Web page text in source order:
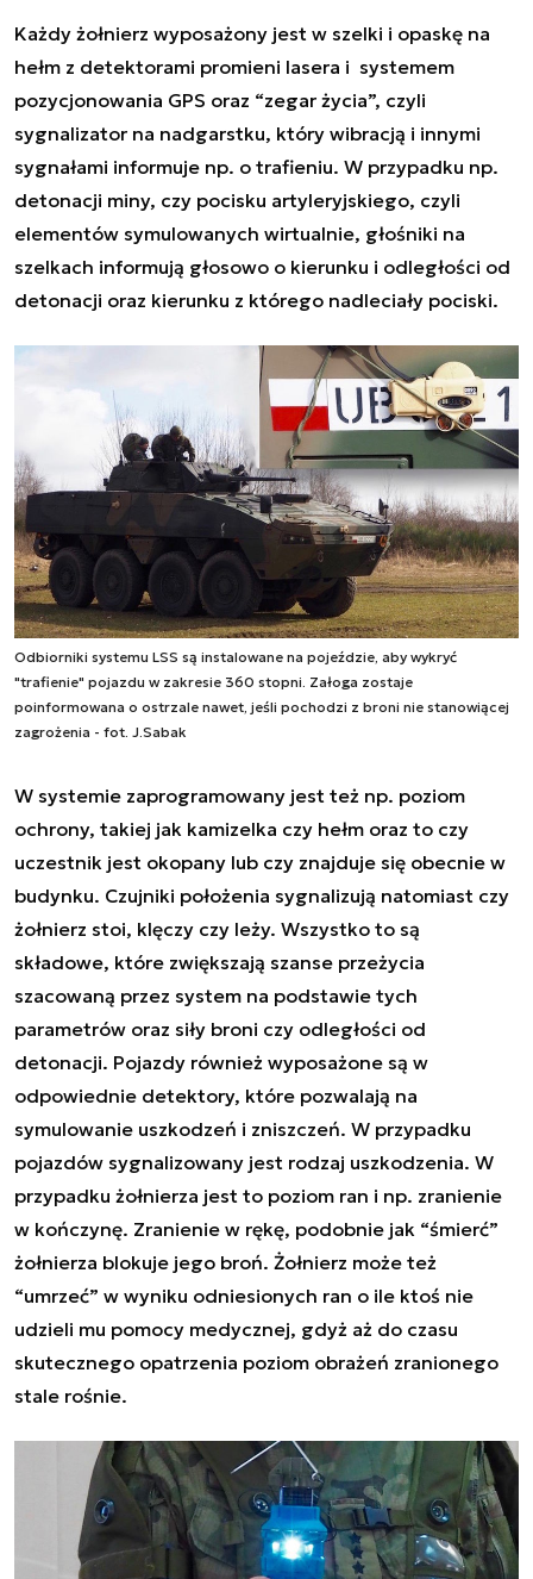
Każdy żołnierz wyposażony jest w szelki i opaskę na
hełm z detektorami promieni lasera i systemem
pozycjonowania GPS oraz “zegar życia”, czyli
sygnalizator na nadgarstku, który wibracją i innymi
sygnałami informuje np. o trafieniu. W przypadku np.
detonacji miny, czy pocisku artyleryjskiego, czyli
elementów symulowanych wirtualnie, głośniki na
szelkach informują głosowo o kierunku i odległości od
detonacji oraz kierunku z którego nadleciały pociski.
Odbiorniki systemu LSS są instalowane na pojeździe, aby wykryć
"trafienie" pojazdu w zakresie 360 stopni. Załoga zostaje
poinformowana o ostrzale nawet, jeśli pochodzi z broni nie stanowiącej
zagrożenia - fot. J.Sabak
W systemie zaprogramowany jest też np. poziom
ochrony, takiej jak kamizelka czy hełm oraz to czy
uczestnik jest okopany lub czy znajduje się obecnie w
budynku. Czujniki położenia sygnalizują natomiast czy
żołnierz stoi, klęczy czy leży. Wszystko to są
składowe, które zwiększają szanse przeżycia
szacowaną przez system na podstawie tych
parametrów oraz siły broni czy odległości od
detonacji. Pojazdy również wyposażone są w
odpowiednie detektory, które pozwalają na
symulowanie uszkodzeń i zniszczeń. W przypadku
pojazdów sygnalizowany jest rodzaj uszkodzenia. W
przypadku żołnierza jest to poziom ran i np. zranienie
w kończynę. Zranienie w rękę, podobnie jak “śmierć”
żołnierza blokuje jego broń. Żołnierz może też
“umrzeć” w wyniku odniesionych ran o ile ktoś nie
udzieli mu pomocy medycznej, gdyż aż do czasu
skutecznego opatrzenia poziom obrażeń zranionego
stale rośnie.